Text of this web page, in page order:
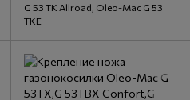
G 53 TK Allroad, Oleo-Mac G 53
TKE